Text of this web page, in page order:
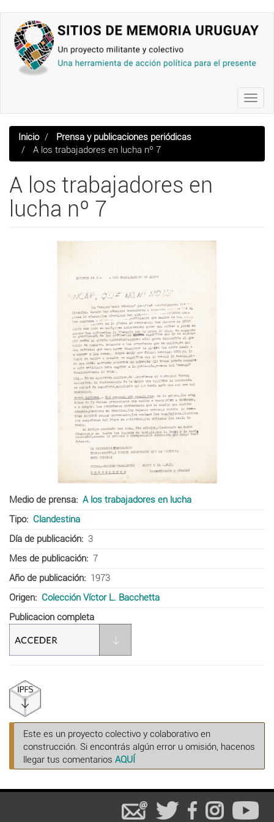
contenido
principal
Inicio
Prensa y publicaciones periódicas
A los trabajadores en lucha nº 7
A los trabajadores en
lucha nº 7
Medio de prensa
A los trabajadores en lucha
Tipo
Clandestina
Día de publicación
3
Mes de publicación
7
Año de publicación
1973
Origen
Colección Víctor L. Bacchetta
Publicacion completa
Este es un proyecto colectivo y colaborativo en
construcción. Si encontrás algún error u omisión, hacenos
llegar tus comentarios AQUÍ